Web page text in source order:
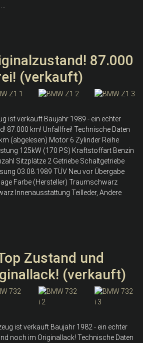
87.000
(verkauft)
ist verkauft Baujahr 1989 - ein echter
87.000 km! Unfallfrei! Technische Daten
(abgelesen) Motor 6 Zylinder Reihe
125kW (170 PS) Kraftstoffart Benzin
Sitzplätze 2 Getriebe Schaltgetriebe
03.08.1989 TÜV Neu vor Übergabe
Farbe (Hersteller) Traumschwarz
Innenausstattung Teilleder, Andere
Zustand und
(verkauft)
ist verkauft Baujahr 1982 - ein echter
noch im Originallack! Technische Daten